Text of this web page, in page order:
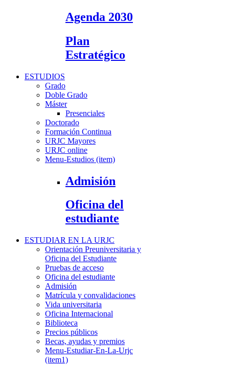
Agenda 2030
Plan
Estratégico
ESTUDIOS
Grado
Doble Grado
Máster
Presenciales
Doctorado
Formación Continua
URJC Mayores
URJC online
Menu-Estudios (item)
Admisión
Oficina del
estudiante
ESTUDIAR EN LA URJC
Orientación Preuniversitaria y
Oficina del Estudiante
Pruebas de acceso
Oficina del estudiante
Admisión
Matrícula y convalidaciones
Vida universitaria
Oficina Internacional
Biblioteca
Precios públicos
Becas, ayudas y premios
Menu-Estudiar-En-La-Urjc
(item1)